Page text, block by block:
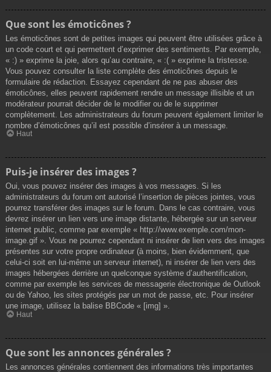
Que sont les émoticônes ?
Les émoticônes sont de petites images qui peuvent être utilisées grâce à
un code court et qui permettent d’exprimer des sentiments. Par exemple,
« :) » exprime la joie, alors qu’au contraire, « :( » exprime la tristesse.
Vous pouvez consulter la liste complète des émoticônes depuis le
formulaire de rédaction. Essayez cependant de ne pas abuser des
émoticônes, elles peuvent rapidement rendre un message illisible et un
modérateur pourrait décider de le modifier ou de le supprimer
complètement. Les administrateurs du forum peuvent également limiter le
nombre d’émoticônes qu’il est possible d’insérer à un message.
Haut
Puis-je insérer des images ?
Oui, vous pouvez insérer des images à vos messages. Si les
administrateurs du forum ont autorisé l’insertion de pièces jointes, vous
pourrez transférer des images sur le forum. Dans le cas contraire, vous
devrez insérer un lien vers une image distante, hébergée sur un serveur
internet public, comme par exemple « http://www.exemple.com/mon-
image.gif ». Vous ne pourrez cependant ni insérer de lien vers des images
présentes sur votre propre ordinateur (à moins, bien évidemment, que
celui-ci soit en lui-même un serveur internet), ni insérer de lien vers des
images hébergées derrière un quelconque système d’authentification,
comme par exemple les services de messagerie électronique de Outlook
ou de Yahoo, les sites protégés par un mot de passe, etc. Pour insérer
une image, utilisez la balise BBCode « [img] ».
Haut
Que sont les annonces générales ?
Les annonces générales contiennent des informations très importantes